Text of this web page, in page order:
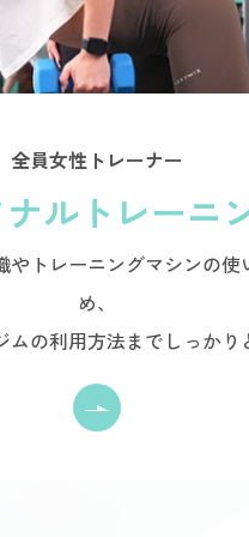
全員女性トレーナー
ルトレーニ
やトレーニングマシンの使
め、
ムの利用方法までしっかり